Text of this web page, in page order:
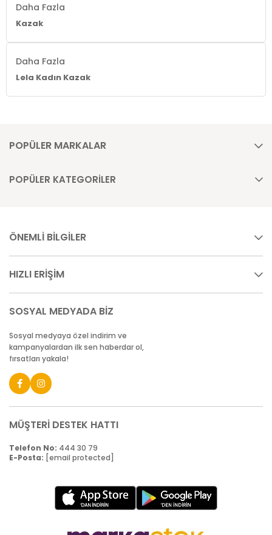
Daha Fazla
Kazak
Daha Fazla
Lela Kadın Kazak
POPÜLER MARKALAR
POPÜLER KATEGORİLER
ÖNEMLİ BİLGİLER
HIZLI ERİŞİM
SOSYAL MEDYADA BİZ
Sosyal medyaya özel indirim ve
kampanyalardan ilk sen haberdar ol,
fırsatları yakala!
MÜŞTERİ DESTEK HATTI
Telefon No: 444 30 79
E-Posta: [email protected]